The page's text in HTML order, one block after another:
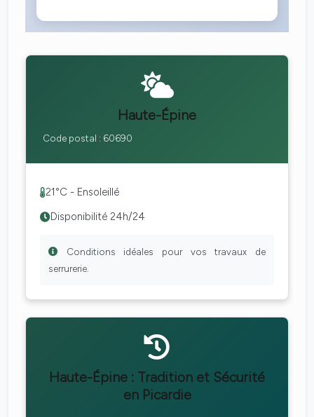
Haute-Épine
Code postal : 60690
21°C - Ensoleillé
Disponibilité 24h/24
Conditions idéales pour vos travaux de
serrurerie.
Haute-Épine : Tradition et Sécurité
en Picardie